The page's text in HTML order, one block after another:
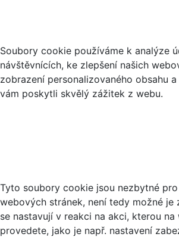
Soubory cookie používáme k analýze
návštěvnících, ke zlepšení našich
zobrazení personalizovaného obsahu
vám poskytli skvělý zážitek z webu.
Tyto soubory cookie jsou nezbytné
webových stránek, není tedy možné je
se nastavují v reakci na akci, kterou na
provedete, jako je např. nastavení